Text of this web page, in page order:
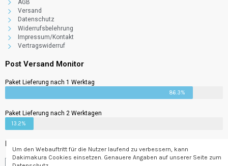
AGB
Versand
Datenschutz
Widerrufsbelehrung
Impressum/Kontakt
Vertragswiderruf
Post Versand Monitor
Paket Lieferung nach 1 Werktag
86.3%
Paket Lieferung nach 2 Werktagen
13.2%
Newsletter
Um den Webauftritt für die Nutzer laufend zu verbessern, kann
Dakimakura Cookies einsetzen. Genauere Angaben auf unserer Seite zum